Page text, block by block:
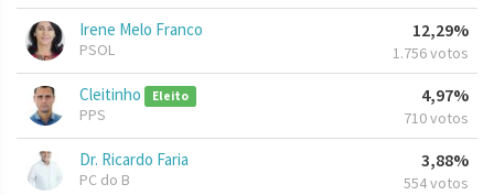
Irene Melo Franco
PSOL
12,29%
1.756 votos
Cleitinho Eleito
PPS
4,97%
710 votos
Dr. Ricardo Faria
PC do B
3,88%
554 votos